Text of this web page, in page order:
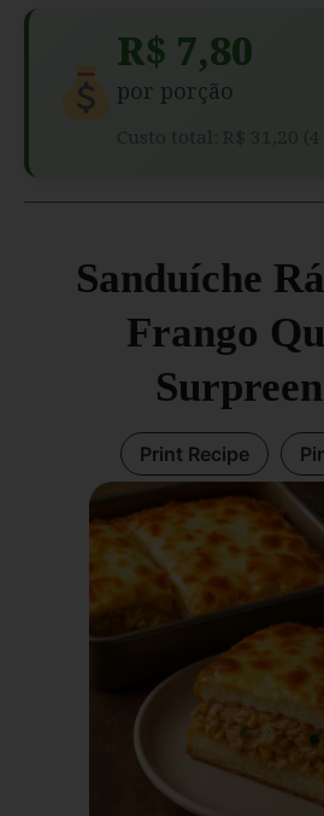
R$ 7,80
por porção
Custo total: R$ 31,20 (4
Sanduíche
Frango
Print Recipe